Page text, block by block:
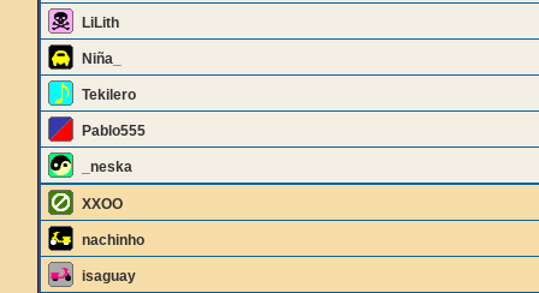
LiLith
Niña_
Tekilero
Pablo555
_neska
XXOO
nachinho
isaguay